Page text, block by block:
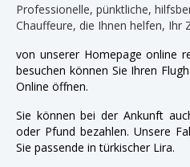
Professionelle, pünktliche,
Chauffeure, die Ihnen helfen, Ihr
von unserer Homepage online
besuchen können Sie Ihren
Online öffnen.
Sie können bei der Ankunft
oder Pfund bezahlen. Unsere
Sie passende in türkischer Lira.